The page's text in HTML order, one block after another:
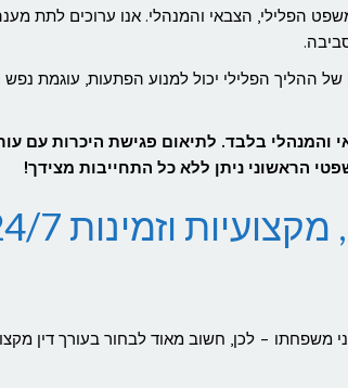
הפלילי, הצבאי והמנהלי. אנו ערוכים לתת
של ההליך הפלילי יכול למנוע הפתעות, עוגמת
בלבד. לתיאום פגישת היכרות עם
עורך דין פלילי בטבריה – ניסיון,
– לכן, חשוב מאוד לבחור בעורך דין